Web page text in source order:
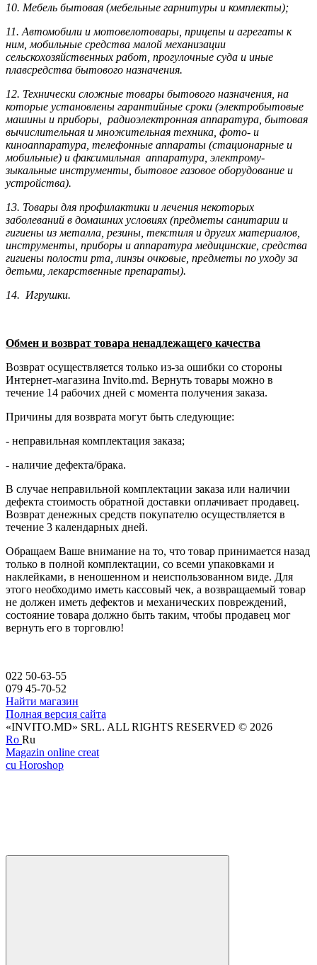
10. Мебель бытовая (мебельные гарнитуры и комплекты);
11. Автомобили и мотовелотовары, прицепы и агрегаты к
ним, мобильные средства малой механизации
сельскохозяйственных работ, прогулочные суда и иные
плавсредства бытового назначения.
12. Технически сложные товары бытового назна­чения, на
которые установлены гарантийные сроки (электробытовые
машины и приборы, радиоэлектронная аппаратура, бытовая
вычислительная и множительная техника, фото- и
киноаппаратура, телефонные аппараты (стационарные и
мобильные) и факсимильная аппаратура, электрому­
зыкальные инструменты, бытовое газовое оборудование и
устройства).
13. Товары для профилактики и лечения некоторых
заболеваний в домашних условиях (предметы санитарии и
гигиены из металла, резины, текстиля и других материалов,
инструменты, приборы и аппаратура медицинские, средства
гигиены полости рта, линзы очковые, предметы по уходу за
детьми, лекарственные препараты).
14. Игрушки.
Обмен и возврат товара ненадлежащего качества
Возврат осуществляется только из-за ошибки со стороны
Интернет-магазина Invito.md. Вернуть товары можно в
течение 14 рабочих дней с момента получения заказа.
Причины для возврата могут быть следующие:
- неправильная комплектация заказа;
- наличие дефекта/брака.
В случае неправильной комплектации заказа или наличии
дефекта стоимость обратной доставки оплачивает продавец.
Возврат денежных средств покупателю осуществляется в
течение 3 календарных дней.
Обращаем Ваше внимание на то, что товар принимается назад
только в полной комплектации, со всеми упаковками и
наклейками, в неношенном и неиспользованном виде. Для
этого необходимо иметь кассовый чек, а возвращаемый товар
не должен иметь дефектов и механических повреждений,
состояние товара должно быть таким, чтобы продавец мог
вернуть его в торговлю!
022 50-63-55
079 45-70-52
Найти магазин
Полная версия сайта
«INVITO.MD» SRL. ALL RIGHTS RESERVED © 2026
Ro Ru
Magazin online creat
cu Horoshop